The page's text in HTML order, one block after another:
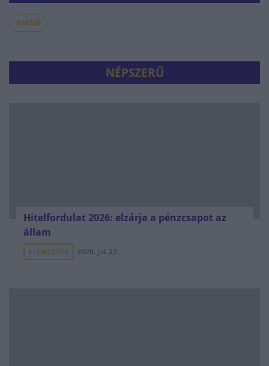
#MNB
NÉPSZERŰ
Hitelfordulat 2026: elzárja a pénzcsapot az
állam
ELEMZÉSEK 2026. júl. 22.